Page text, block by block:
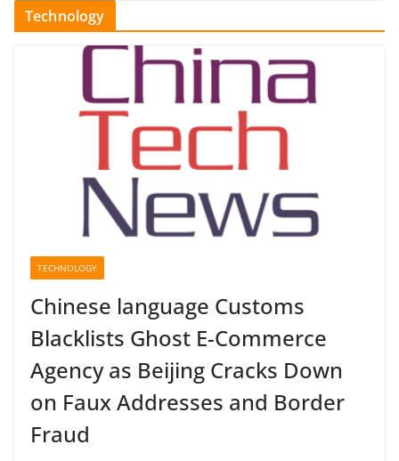
Technology
TECHNOLOGY
Chinese language Customs
Blacklists Ghost E-Commerce
Agency as Beijing Cracks Down
on Faux Addresses and Border
Fraud